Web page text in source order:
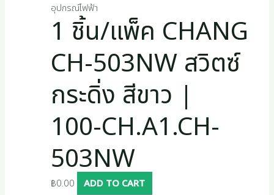
อุปกรณ์ไฟฟ้า
1 ชิ้น/แพ็ค CHANG
CH-503NW สวิตซ์
กระดิ่ง สีขาว |
100-CH.A1.CH-
503NW
฿0.00 ADD TO CART